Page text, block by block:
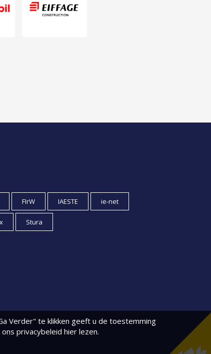
FIrW IAESTE ie-net
Stura
Verder" te klikken geeft u de toestemming
ons privacybeleid hier lezen.